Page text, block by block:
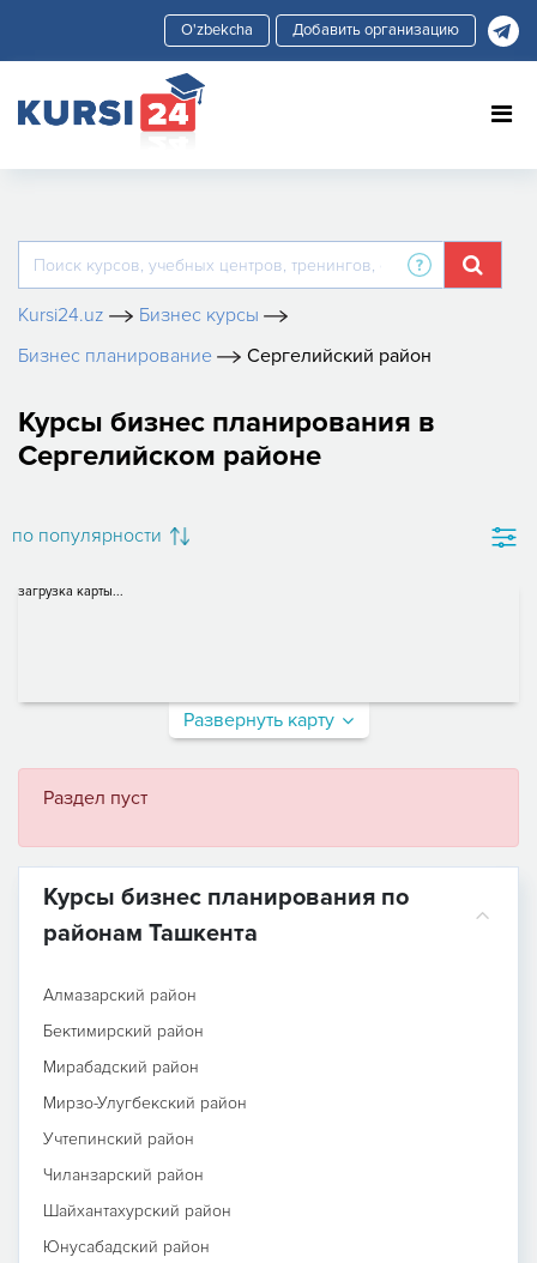
Добавить организацию
Kursi24.uz
Бизнес курсы
Бизнес планирование
Сергелийский район
Курсы бизнес планирования в
Сергелийском районе
по популярности
загрузка карты...
Развернуть карту
Раздел пуст
Курсы бизнес планирования по
районам Ташкента
Алмазарский район
Бектимирский район
Мирабадский район
Мирзо-Улугбекский район
Учтепинский район
Чиланзарский район
Шайхантахурский район
Юнусабадский район